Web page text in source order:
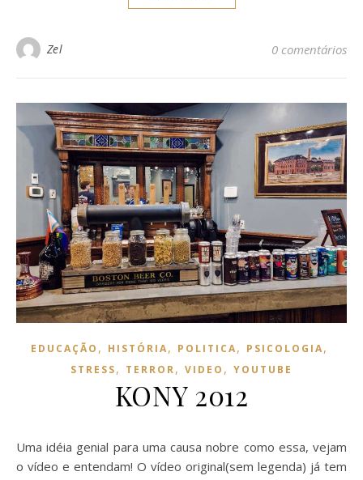
Zel 0 comentários
EDUCAÇÃO , HISTÓRIA, POLITICA, PSICOLOGIA,
STRESS, TERROR, VIDEO , YOUTUBE
KONY 2012
Uma idéia genial para uma causa nobre como essa, vejam
o vídeo e entendam! O vídeo original(sem legenda) já tem